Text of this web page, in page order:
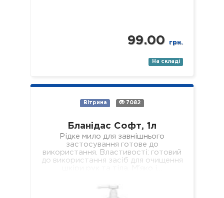
99.00 грн.
На складі
Вітрина 7082
Бланідас Софт, 1л
Рідке мило для завнішнього
застосування готове до
використання. Властивості: готовий
до використання засіб для очищення